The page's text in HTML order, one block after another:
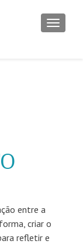
entre a
criar o
refletir e